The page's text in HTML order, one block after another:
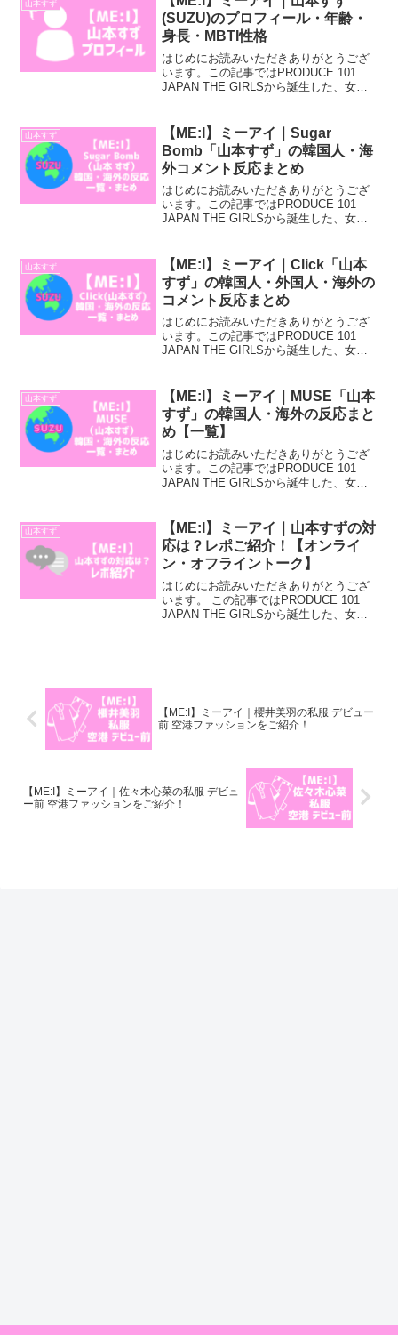
山本すず
(SUZU)のプロフィール・年齢・
身長・MBTI性格
はじめにお読みいただきありがとうござ
います。この記事ではPRODUCE 101
JAPAN THE GIRLSから誕生した、女性
ィール情報についてご紹介していきま
す...
山本すず
【ME:I】ミーアイ｜Sugar
Bomb「山本すず」の韓国人・海
外コメント反応まとめ
はじめにお読みいただきありがとうござ
います。この記事ではPRODUCE 101
JAPAN THE GIRLSから誕生した、女性
外のコメント反応まとめについて...
山本すず
【ME:I】ミーアイ｜Click「山本
すず」の韓国人・外国人・海外の
コメント反応まとめ
はじめにお読みいただきありがとうござ
います。この記事ではPRODUCE 101
JAPAN THE GIRLSから誕生した、女性
ト反応まとめについてご紹介して...
山本すず
【ME:I】ミーアイ｜MUSE「山本
すず」の韓国人・海外の反応まと
め【一覧】
はじめにお読みいただきありがとうござ
います。この記事ではPRODUCE 101
JAPAN THE GIRLSから誕生した、女性
【外国人評価一覧】についてご紹介...
山本すず
【ME:I】ミーアイ｜山本すずの対
応は？レポご紹介！【オンライ
ン・オフライントーク】
はじめにお読みいただきありがとうござ
います。 この記事ではPRODUCE 101
JAPAN THE GIRLSから誕生した、女性
【ME:I】ミーアイ｜櫻井美羽の私服 デビュー
前 空港ファッションをご紹介！
【ME:I】ミーアイ｜佐々木心菜の私服 デビュ
ー前 空港ファッションをご紹介！